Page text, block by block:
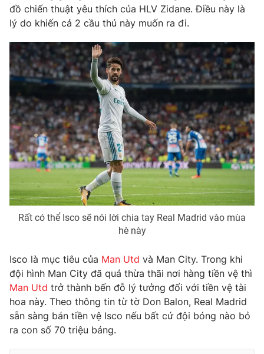
Photo Infographic
Video Shorts video
VTV Money VTV Thể thao
VTV Sức khoẻ Bất động sản
Thị trường 24h Tấm lòng Việt
VTV4 Vươn mình bằng AI
VTV9 VTV8
Liên hệ tòa soạn English
THỜI BÁO VTV
đồ chiến thuật yêu thích của HLV Zidane. Điều này là
lý do khiến cả 2 cầu thủ này muốn ra đi.
Rất có thể Isco sẽ nói lời chia tay Real Madrid vào mùa
hè này
Isco là mục tiêu của Man Utd và Man City. Trong khi
đội hình Man City đã quá thừa thãi nơi hàng tiền vệ thì
Man Utd trở thành bến đỗ lý tưởng đối với tiền vệ tài
hoa này. Theo thông tin từ tờ Don Balon, Real Madrid
sẵn sàng bán tiền vệ Isco nếu bất cứ đội bóng nào bỏ
ra con số 70 triệu bảng.